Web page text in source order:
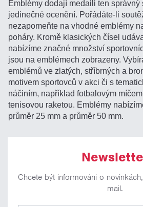
Emblémy dodají medaili ten správný
jedinečné ocenění. Pořádáte-li
nezapomeňte na vhodné emblémy
poháry. Kromě klasických čísel
nabízíme značné množství
jsou na emblémech zobrazeny.
emblémů ve zlatých, stříbrných a
motivem sportovců v akci či s
náčiním, například fotbalovým
tenisovou raketou. Emblémy
průměr 25 mm a průměr 50 mm.
Chcete být informováni o
mail.